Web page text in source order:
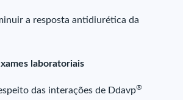
a resposta antidiurética da
laboratoriais
das interações de Ddavp®